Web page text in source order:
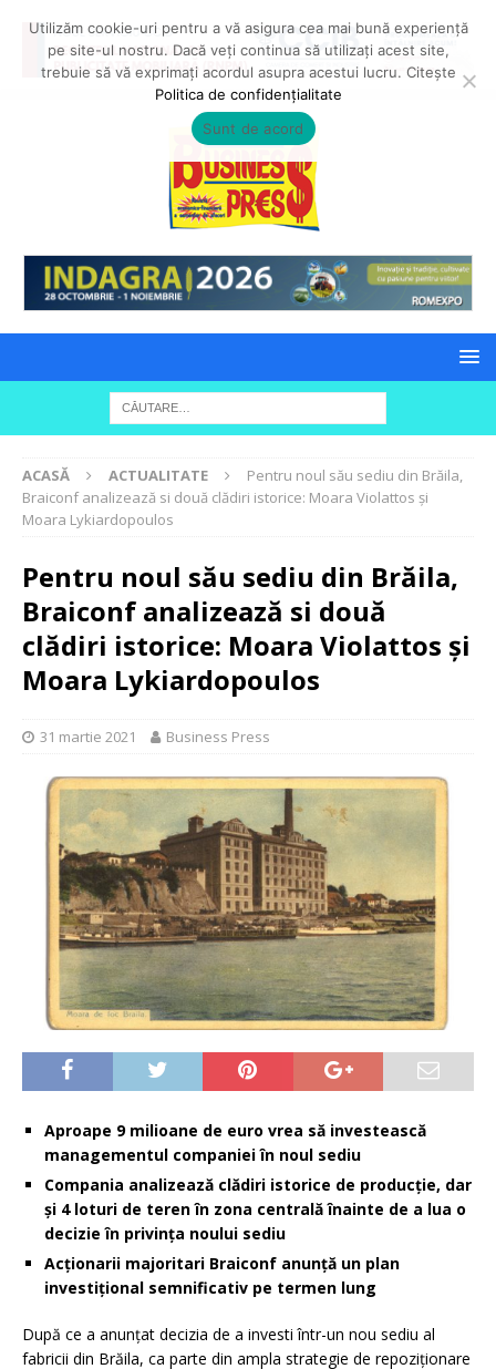
ACASĂ ACTUALITATE
Pentru noul său sediu din Brăila,
Braiconf analizează si două clădiri istorice: Moara Violattos și
Moara Lykiardopoulos
Pentru noul său sediu din Brăila,
Braiconf analizează si două
clădiri istorice: Moara Violattos și
Moara Lykiardopoulos
31 martie 2021 Business Press
Aproape 9 milioane de euro vrea să investească
managementul companiei în noul sediu
Compania analizează clădiri istorice de producție, dar
și 4 loturi de teren în zona centrală înainte de a lua o
decizie în privința noului sediu
Acționarii majoritari Braiconf anunță un plan
investițional semnificativ pe termen lung
După ce a anunțat decizia de a investi într-un nou sediu al
fabricii din Brăila, ca parte din ampla strategie de repoziționare
Utilizăm cookie-uri pentru a vă asigura cea mai bună experiență
pe site-ul nostru. Dacă veți continua să utilizați acest site,
trebuie să vă exprimați acordul asupra acestui lucru. Citește
Politica de confidențialitate
Sunt de acord